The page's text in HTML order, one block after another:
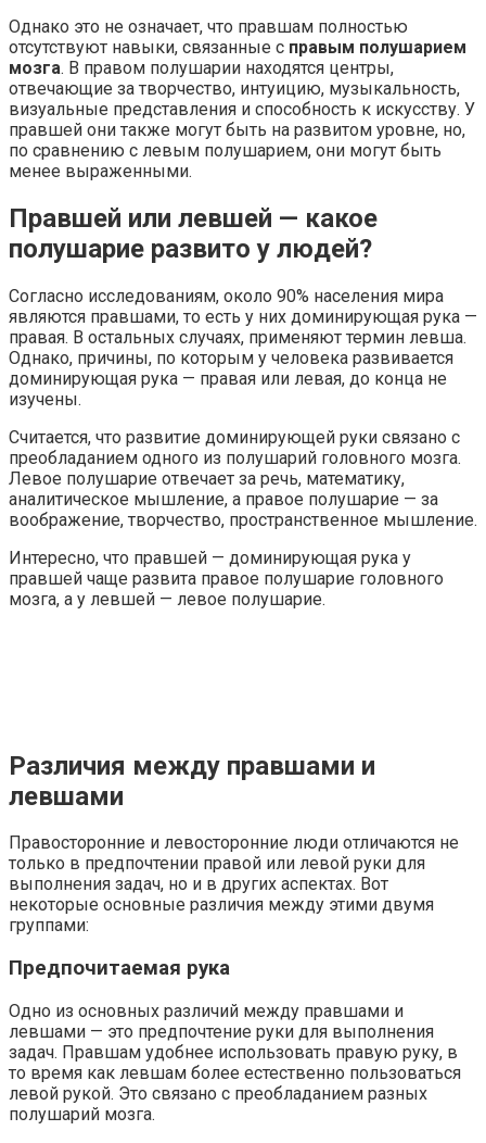
Однако это не означает, что правшам полностью
отсутствуют навыки, связанные с правым полушарием
мозга. В правом полушарии находятся центры,
отвечающие за творчество, интуицию, музыкальность,
визуальные представления и способность к искусству. У
правшей они также могут быть на развитом уровне, но,
по сравнению с левым полушарием, они могут быть
менее выраженными.
Правшей или левшей — какое
полушарие развито у людей?
Согласно исследованиям, около 90% населения мира
являются правшами, то есть у них доминирующая рука —
правая. В остальных случаях, применяют термин левша.
Однако, причины, по которым у человека развивается
доминирующая рука — правая или левая, до конца не
изучены.
Считается, что развитие доминирующей руки связано с
преобладанием одного из полушарий головного мозга.
Левое полушарие отвечает за речь, математику,
аналитическое мышление, а правое полушарие — за
воображение, творчество, пространственное мышление.
Интересно, что правшей — доминирующая рука у
правшей чаще развита правое полушарие головного
мозга, а у левшей — левое полушарие.
Различия между правшами и
левшами
Правосторонние и левосторонние люди отличаются не
только в предпочтении правой или левой руки для
выполнения задач, но и в других аспектах. Вот
некоторые основные различия между этими двумя
группами:
Предпочитаемая рука
Одно из основных различий между правшами и
левшами — это предпочтение руки для выполнения
задач. Правшам удобнее использовать правую руку, в
то время как левшам более естественно пользоваться
левой рукой. Это связано с преобладанием разных
полушарий мозга.